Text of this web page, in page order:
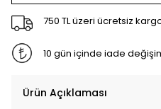
750 TL üzeri ücretsiz
10 gün içinde iade
Ürün Açıklaması